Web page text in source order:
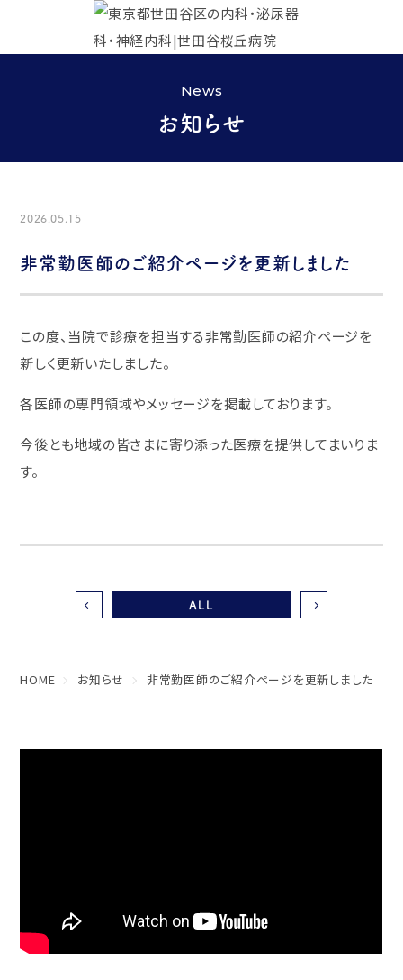
News
お知らせ
2026.05.15
非常勤医師のご紹介ページを更新しました
この度、当院で診療を担当する非常勤医師の紹介ページを
新しく更新いたしました。
各医師の専門領域やメッセージを掲載しております。
今後とも地域の皆さまに寄り添った医療を提供してまいりま
す。
ALL
HOME お知らせ 非常勤医師のご紹介ページを更新しました